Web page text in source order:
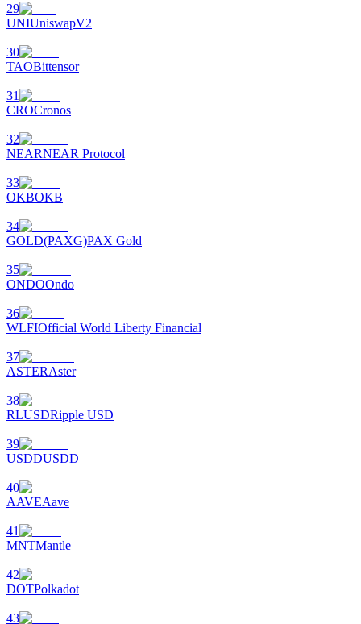
Bitrue İş Ortağı
Kullanıcı başına %65'e kadar komisyon!
Arkadaşını davet et, nakit ödüller kazan
BTC Welcome Rewards
29
UNIUniswapV2
30
TAOBittensor
31
CROCronos
32
NEARNEAR Protocol
33
OKBOKB
34
GOLD(PAXG)PAX Gold
35
ONDOOndo
36
WLFIOfficial World Liberty Financial
37
ASTERAster
38
RLUSDRipple USD
39
USDDUSDD
40
AAVEAave
41
MNTMantle
42
DOTPolkadot
43